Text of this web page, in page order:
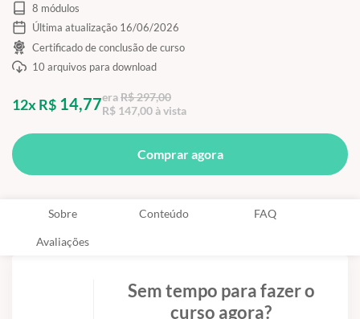
8 módulos
Última atualização 16/06/2026
Certificado de conclusão de curso
10 arquivos para download
12x R$ 14,77eraR$ 297,00
R$ 147,00 à vista
Comprar agora
Sobre Conteúdo FAQ
Avaliações
Sem tempo para fazer o
curso agora?